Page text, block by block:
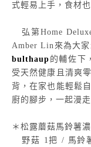
式輕易上手，食材
弘第Home
Amber Lin來為大
bulthaup 的輔佐下
受天然健康且清爽
背，在家也能輕鬆
廚的腳步，一起漫
＊松露蘑菇馬鈴薯
野菇 1把 / 馬鈴